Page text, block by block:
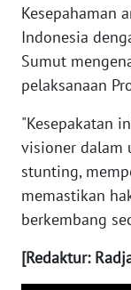
Kesepahaman
Indonesia
Sumut
pelaksanaan
"Kesepakatan
visioner dalam
stunting,
memastikan
berkembang
[Redaktur:
WN
BALI
WN
KALTENG
WN